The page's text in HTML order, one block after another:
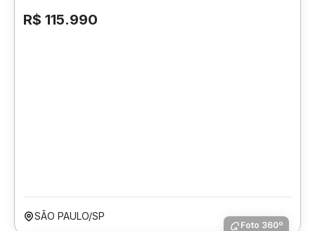
R$ 115.990
SÃO PAULO/SP
Foto 360º